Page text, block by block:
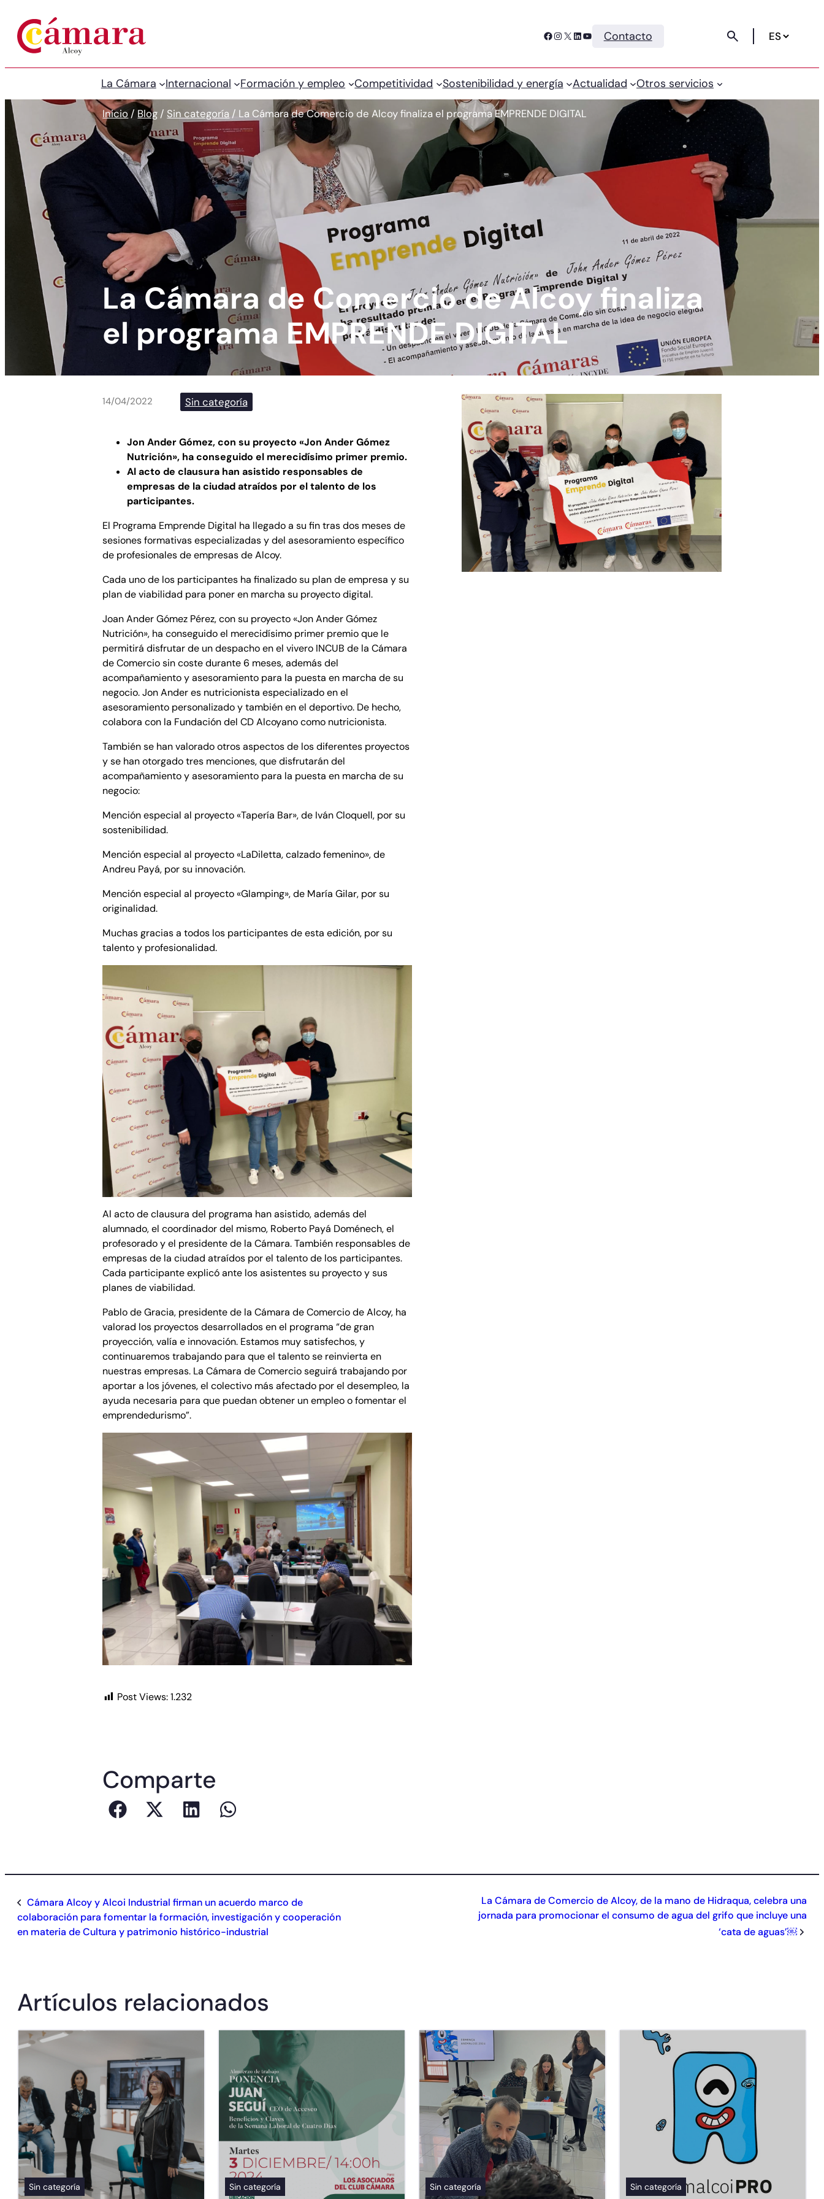
Facebook Instagram X LinkedIn YouTube Contacto
La Cámara Internacional Formación y empleo Competitividad Sostenibilidad y energía Actualidad Otros servicios
Inicio / Blog / Sin categoría / La Cámara de Comercio de Alcoy finaliza el programa EMPRENDE DIGITAL
La Cámara de Comercio de Alcoy finaliza
el programa EMPRENDE DIGITAL
14/04/2022 Sin categoría
Jon Ander Gómez, con su proyecto «Jon Ander Gómez
Nutrición», ha conseguido el merecidísimo primer premio.
Al acto de clausura han asistido responsables de
empresas de la ciudad atraídos por el talento de los
participantes.
El Programa Emprende Digital ha llegado a su fin tras dos meses de
sesiones formativas especializadas y del asesoramiento específico
de profesionales de empresas de Alcoy.
Cada uno de los participantes ha finalizado su plan de empresa y su
plan de viabilidad para poner en marcha su proyecto digital.
Joan Ander Gómez Pérez, con su proyecto «Jon Ander Gómez
Nutrición», ha conseguido el merecidísimo primer premio que le
permitirá disfrutar de un despacho en el vivero INCUB de la Cámara
de Comercio sin coste durante 6 meses, además del
acompañamiento y asesoramiento para la puesta en marcha de su
negocio. Jon Ander es nutricionista especializado en el
asesoramiento personalizado y también en el deportivo. De hecho,
colabora con la Fundación del CD Alcoyano como nutricionista.
También se han valorado otros aspectos de los diferentes proyectos
y se han otorgado tres menciones, que disfrutarán del
acompañamiento y asesoramiento para la puesta en marcha de su
negocio:
Mención especial al proyecto «Tapería Bar», de Iván Cloquell, por su
sostenibilidad.
Mención especial al proyecto «LaDiletta, calzado femenino», de
Andreu Payá, por su innovación.
Mención especial al proyecto «Glamping», de María Gilar, por su
originalidad.
Muchas gracias a todos los participantes de esta edición, por su
talento y profesionalidad.
Al acto de clausura del programa han asistido, además del
alumnado, el coordinador del mismo, Roberto Payá Doménech, el
profesorado y el presidente de la Cámara. También responsables de
empresas de la ciudad atraídos por el talento de los participantes.
Cada participante explicó ante los asistentes su proyecto y sus
planes de viabilidad.
Pablo de Gracia, presidente de la Cámara de Comercio de Alcoy, ha
valorad los proyectos desarrollados en el programa “de gran
proyección, valía e innovación. Estamos muy satisfechos, y
continuaremos trabajando para que el talento se reinvierta en
nuestras empresas. La Cámara de Comercio seguirá trabajando por
aportar a los jóvenes, el colectivo más afectado por el desempleo, la
ayuda necesaria para que puedan obtener un empleo o fomentar el
emprendedurismo”.
Post Views: 1.232
Comparte
Cámara Alcoy y Alcoi Industrial firman un acuerdo marco de
colaboración para fomentar la formación, investigación y cooperación
en materia de Cultura y patrimonio histórico-industrial
La Cámara de Comercio de Alcoy, de la mano de Hidraqua, celebra una
jornada para promocionar el consumo de agua del grifo que incluye una
‘cata de aguas’￼
Artículos relacionados
Sin categoría Sin categoría Sin categoría Sin categoría